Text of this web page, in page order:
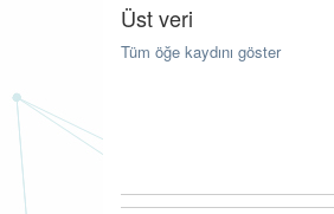
Üst veri
Tüm öğe kaydını göster